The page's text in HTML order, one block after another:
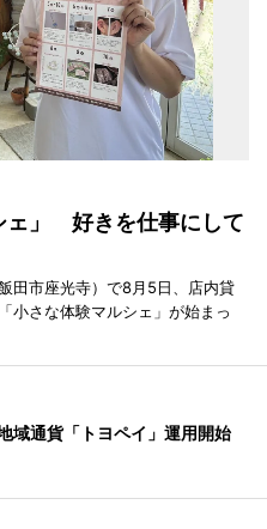
ェ」 好きを仕事にして
田市座光寺）で8月5日、店内貸
小さな体験マルシェ」が始まっ
域通貨「トヨペイ」運用開始